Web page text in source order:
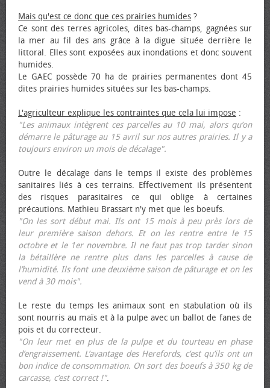
Mais qu'est ce donc que ces prairies humides ?
Ce sont des terres agricoles, dites bas-champs, gagnées sur
la mer au fil des ans grâce à la digue située derrière le
littoral. Elles sont exposées aux inondations et donc souvent
humides.
Le GAEC possède 70 ha de prairies permanentes dont 45
dites prairies humides situées sur les bas-champs.
L'agriculteur explique les contraintes que cela lui impose :
"Les animaux intègrent ces parcelles au 10 mai, alors qu’on
démarre le pâturage au 15 avril sur nos autres prairies. Il y a
toujours environ un mois de décalage".
Outre le décalage dans le temps il existe des problèmes
sanitaires liés à ces terrains. Effectivement ils présentent
des risques parasitaires ce qui oblige à certaines
précautions. Mathieu Brassart n'y met que les bœufs.
"On les sort début mai. Ils ont 15 mois à peu près lors de
leur première saison dehors. Et on les rentre entre le 15
octobre et le 1er novembre. Il ne faut pas trop tarder sinon
la bétaillère ne rentre plus dans les parcelles à cause de
l’humidité. Ils font une deuxième saison de pâturage et on les
vend à 30 mois".
Le reste du temps les animaux sont en stabulation où ils
sont nourris au maïs et à la pulpe avec un ballot de fanes de
pois et du correcteur.
"On leur met en plus de la pulpe et du tourteau en phase
d’engraissement. L’avantage des Herefords, c’est qu’ils ont un
bon indice de consommation. On sort des bœufs à 350 kg de
carcasse, c’est correct !".